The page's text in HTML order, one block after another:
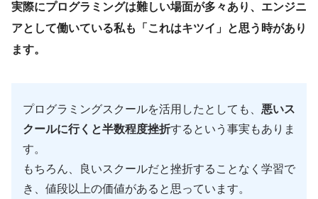
実際にプログラミングは難しい場面が多々あり、エンジニ
アとして働いている私も「これはキツイ」と思う時があり
ます。
プログラミングスクールを活用したとしても、 悪いス
クールに行くと半数程度挫折するという事実もありま
す。
もちろん、良いスクールだと挫折することなく学習で
き、値段以上の価値があると思っています。